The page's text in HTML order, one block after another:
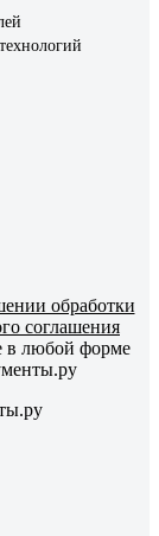
обработки
соглашения
в любой форме